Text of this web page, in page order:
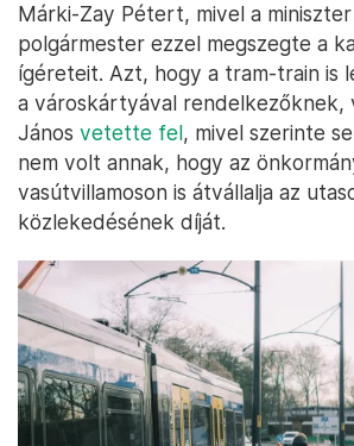
Márki-Zay Pétert, mivel a
polgármester ezzel megszegte a
ígéreteit. Azt, hogy a tram-train is
a városkártyával rendelkezőknek,
János vetette fel, mivel szerinte
nem volt annak, hogy az
vasútvillamoson is átvállalja az
közlekedésének díját.